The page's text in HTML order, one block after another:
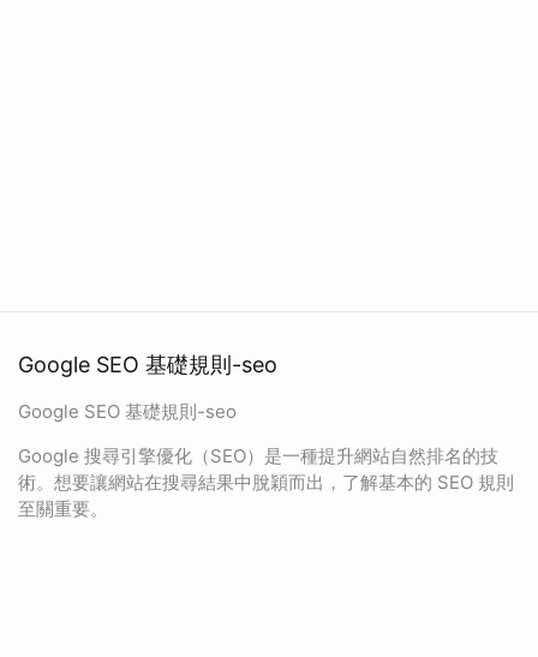
Google SEO 基礎規則-seo
Google SEO 基礎規則-seo
Google 搜尋引擎優化（SEO）是一種提升網站自然排名的技
術。想要讓網站在搜尋結果中脫穎而出，了解基本的 SEO 規則
至關重要。